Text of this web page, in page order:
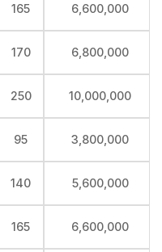
165 6,600,000
170 6,800,000
250 10,000,000
95 3,800,000
140 5,600,000
165 6,600,000